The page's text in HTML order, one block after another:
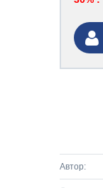
Автор: